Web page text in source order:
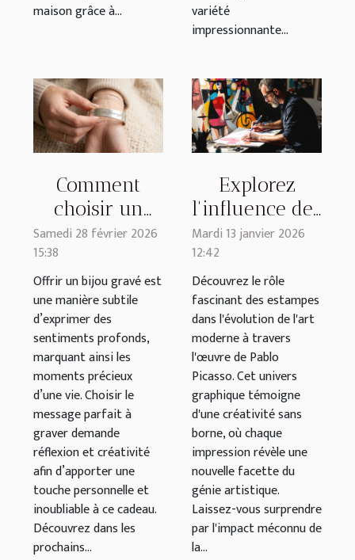
maison grâce à...
variété
impressionnante...
Comment
choisir un
message
parfait pour
un bijou gravé
?
Samedi 28 février 2026
15:38
Offrir un bijou gravé est
une manière subtile
d’exprimer des
sentiments profonds,
marquant ainsi les
moments précieux
d’une vie. Choisir le
message parfait à
graver demande
réflexion et créativité
afin d’apporter une
touche personnelle et
inoubliable à ce cadeau.
Découvrez dans les
prochains...
Explorez
l'influence des
estampes dans
l'art moderne
par Pablo
Picasso
Mardi 13 janvier 2026
12:42
Découvrez le rôle
fascinant des estampes
dans l'évolution de l'art
moderne à travers
l'œuvre de Pablo
Picasso. Cet univers
graphique témoigne
d'une créativité sans
borne, où chaque
impression révèle une
nouvelle facette du
génie artistique.
Laissez-vous surprendre
par l'impact méconnu de
la...